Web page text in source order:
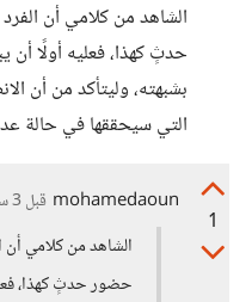
الشاهد من كلامي أن
حدثٍ كهذا، فعليه أولًا
بشبهته، وليتأكد من أن
التي سيحققها في حالة
1
mohamedaoun قبل 3 سنوات
الشاهد من كلامي أن
حضور حدثٍ كهذا،